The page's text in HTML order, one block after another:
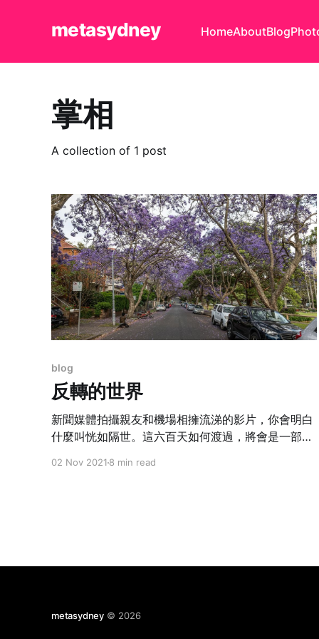
metasydney HomeAboutBlog
掌相
A collection of 1 post
blog
反轉的世界
新聞媒體拍攝親友和機場相擁流涕的影片，你會明白
什麼叫恍如隔世。這六百天如何渡過，將會是一部小
02 Nov 2021 8 min read
metasydney © 2026